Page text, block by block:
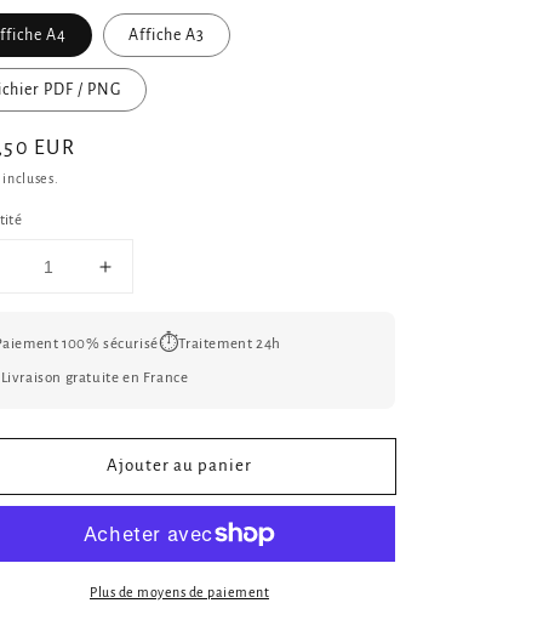
A4 Affiche A3
PDF / PNG
EUR
incluses.
Réduire
Augmenter
quantité
de
Affiche
–
Cadeau
Unique
pour
la
Fête
100% sécurisé⏱️Traitement 24h
Livraison gratuite en France
Ajouter au panier
Plus de moyens de paiement